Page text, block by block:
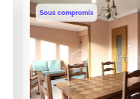
Sous compromis